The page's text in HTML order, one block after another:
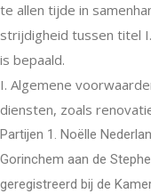
te allen tijde in
strijdigheid tussen titel
is bepaald.
I. Algemene
diensten, zoals
Partijen 1. Noëlle
Gorinchem aan de
geregistreerd bij de